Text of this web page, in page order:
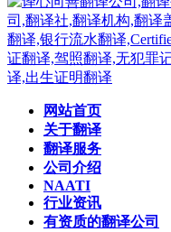
网站首页
关于翻译
翻译服务
公司介绍
NAATI
行业资讯
有资质的翻译公司